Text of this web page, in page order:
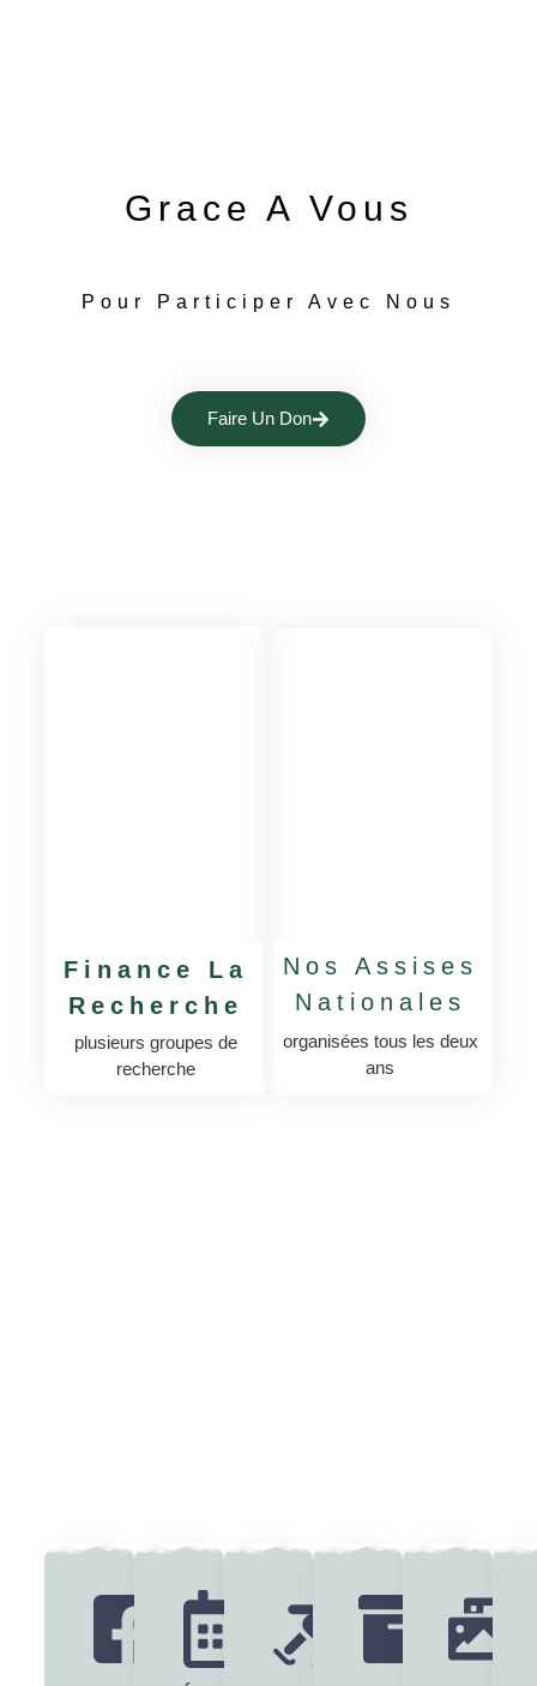
Finance La
Recherche
plusieurs groupes de
recherche
Nos Assises
Nationales
organisées tous les deux
ans
Grace A Vous
Pour Participer Avec Nous
Faire Un Don
Nos